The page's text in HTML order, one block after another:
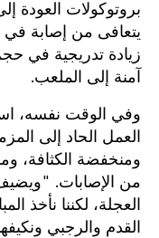
بروتوكولات العودة
يتعافى من إصابة في
زيادة تدريجية في
آمنة إلى الملعب.
وفي الوقت نفسه،
العمل الحاد إلى
ومنخفضة الكثافة،
من الإصابات.
العجلة، لكننا نأخذ
القدم والرجبي